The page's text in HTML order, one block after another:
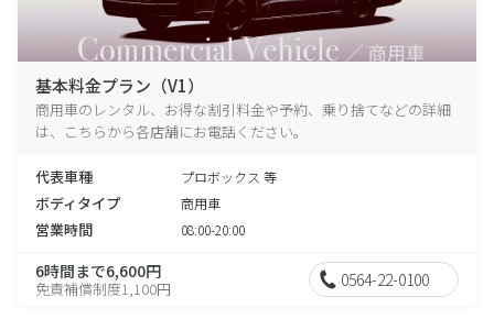
基本料金プラン（V1）
商用車のレンタル、お得な割引料金や予約、乗り捨てなどの詳細
は、こちらから各店舗にお電話ください。
代表車種 プロボックス 等
ボディタイプ 商用車
営業時間 08:00-20:00
6時間まで6,600円
免責補償制度1,100円 0564-22-0100